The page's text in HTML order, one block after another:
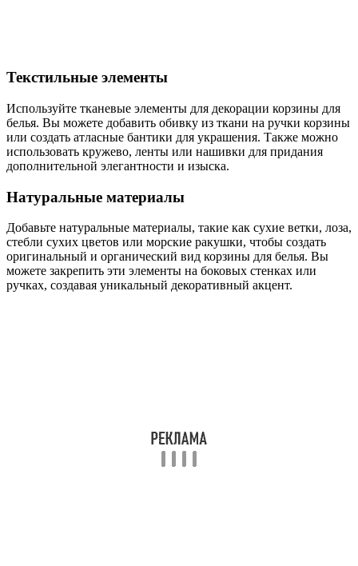
Текстильные элементы
Используйте тканевые элементы для декорации корзины для
белья. Вы можете добавить обивку из ткани на ручки корзины
или создать атласные бантики для украшения. Также можно
использовать кружево, ленты или нашивки для придания
дополнительной элегантности и изыска.
Натуральные материалы
Добавьте натуральные материалы, такие как сухие ветки, лоза,
стебли сухих цветов или морские ракушки, чтобы создать
оригинальный и органический вид корзины для белья. Вы
можете закрепить эти элементы на боковых стенках или
ручках, создавая уникальный декоративный акцент.